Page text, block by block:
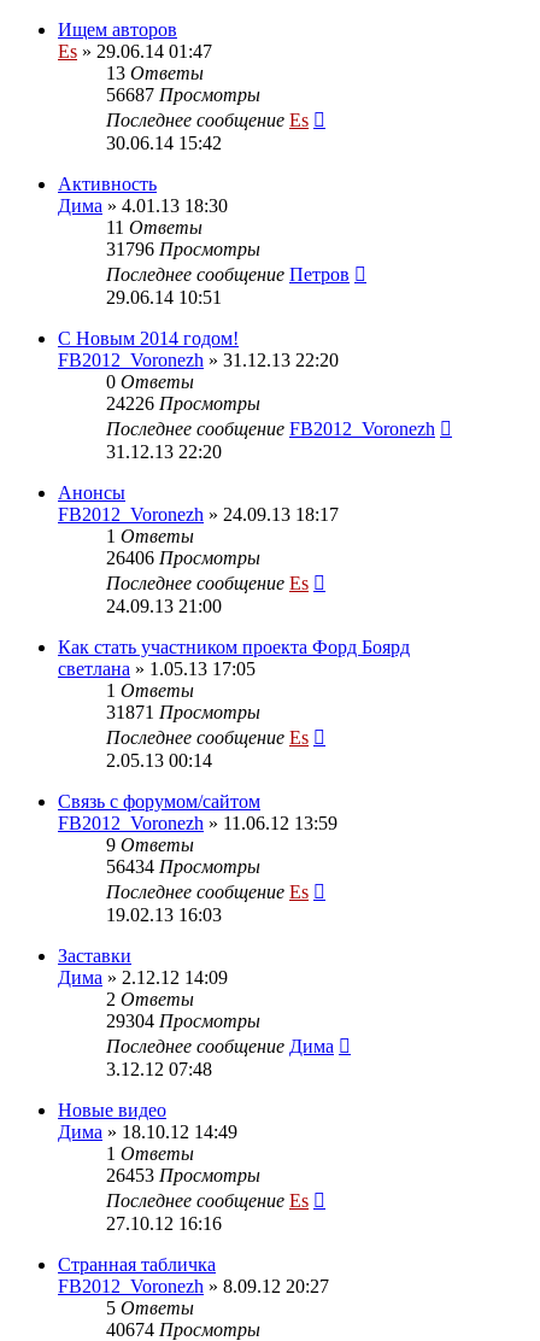
Ищем авторов
Es » 29.06.14 01:47
13 Ответы
56687 Просмотры
Последнее сообщение Es
30.06.14 15:42
Активность
Дима » 4.01.13 18:30
11 Ответы
31796 Просмотры
Последнее сообщение Петров
29.06.14 10:51
С Новым 2014 годом!
FB2012_Voronezh » 31.12.13 22:20
0 Ответы
24226 Просмотры
Последнее сообщение FB2012_Voronezh
31.12.13 22:20
Анонсы
FB2012_Voronezh » 24.09.13 18:17
1 Ответы
26406 Просмотры
Последнее сообщение Es
24.09.13 21:00
Как стать участником проекта Форд Боярд
светлана » 1.05.13 17:05
1 Ответы
31871 Просмотры
Последнее сообщение Es
2.05.13 00:14
Cвязь с форумом/сайтом
FB2012_Voronezh » 11.06.12 13:59
9 Ответы
56434 Просмотры
Последнее сообщение Es
19.02.13 16:03
Заставки
Дима » 2.12.12 14:09
2 Ответы
29304 Просмотры
Последнее сообщение Дима
3.12.12 07:48
Новые видео
Дима » 18.10.12 14:49
1 Ответы
26453 Просмотры
Последнее сообщение Es
27.10.12 16:16
Странная табличка
FB2012_Voronezh » 8.09.12 20:27
5 Ответы
40674 Просмотры